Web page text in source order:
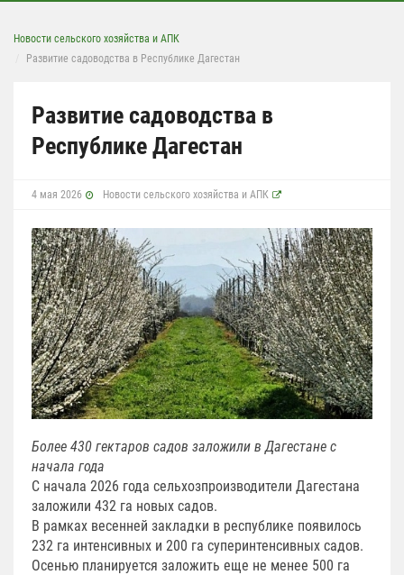
Новости сельского хозяйства и АПК
Развитие садоводства в Республике Дагестан
Развитие садоводства в
Республике Дагестан
4 мая 2026 Новости сельского хозяйства и АПК
Более 430 гектаров садов заложили в Дагестане с
начала года
С начала 2026 года сельхозпроизводители Дагестана
заложили 432 га новых садов.
В рамках весенней закладки в республике появилось
232 га интенсивных и 200 га суперинтенсивных садов.
Осенью планируется заложить еще не менее 500 га